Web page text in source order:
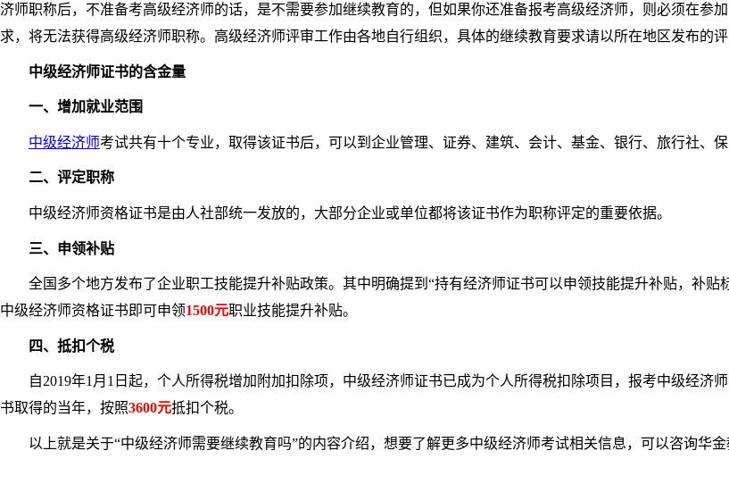
济师职称后，不准备考高级经济师的话，是不需要参加继续教育的，但如果你还准备报考高级经济师，则必须在参
求，将无法获得高级经济师职称。高级经济师评审工作由各地自行组织，具体的继续教育要求请以所在地区发布的评
中级经济师证书的含金量
一、增加就业范围
中级经济师考试共有十个专业，取得该证书后，可以到企业管理、证券、建筑、会计、基金、银行、旅行社、
二、评定职称
中级经济师资格证书是由人社部统一发放的，大部分企业或单位都将该证书作为职称评定的重要依据。
三、申领补贴
全国多个地方发布了企业职工技能提升补贴政策。其中明确提到“持有经济师证书可以申领技能提升补贴，补贴
中级经济师资格证书即可申领1500元职业技能提升补贴。
四、抵扣个税
自2019年1月1日起，个人所得税增加附加扣除项，中级经济师证书已成为个人所得税扣除项目，报考中级经济
书取得的当年，按照3600元抵扣个税。
以上就是关于“中级经济师需要继续教育吗”的内容介绍，想要了解更多中级经济师考试相关信息，可以咨询华金